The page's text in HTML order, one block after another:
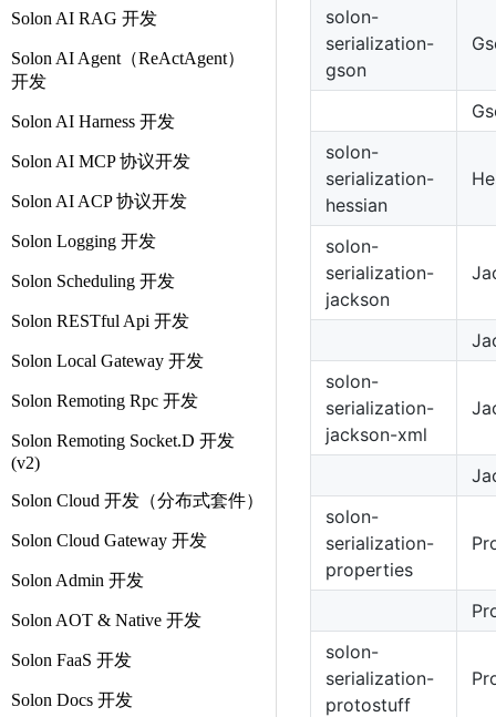
Solon AI RAG 开发
Solon AI Agent（ReActAgent）
开发
Solon AI Harness 开发
Solon AI MCP 协议开发
Solon AI ACP 协议开发
Solon Logging 开发
Solon Scheduling 开发
Solon RESTful Api 开发
Solon Local Gateway 开发
Solon Remoting Rpc 开发
Solon Remoting Socket.D 开发
(v2)
Solon Cloud 开发（分布式套件）
Solon Cloud Gateway 开发
Solon Admin 开发
Solon AOT & Native 开发
Solon FaaS 开发
Solon Docs 开发
solon-
serialization-
gson
solon-
serialization-
hessian
solon-
serialization-
jackson
solon-
serialization-
jackson-xml
solon-
serialization-
properties
solon-
serialization-
protostuff